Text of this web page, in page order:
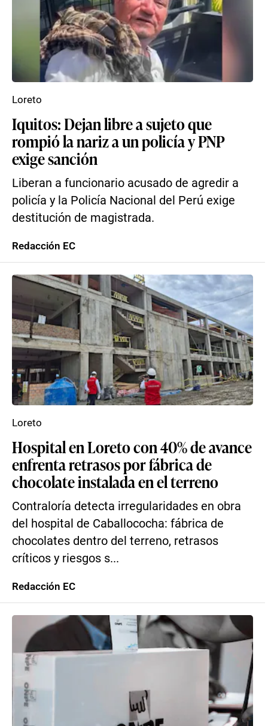
Iquitos: Dejan libre a sujeto que
rompió la nariz a un policía y PNP
exige sanción
Liberan a funcionario acusado de agredir a
policía y la Policía Nacional del Perú exige
destitución de magistrada.
Loreto
Redacción EC
Hospital en Loreto con 40% de avance
enfrenta retrasos por fábrica de
chocolate instalada en el terreno
Contraloría detecta irregularidades en obra
del hospital de Caballococha: fábrica de
chocolates dentro del terreno, retrasos
críticos y riesgos s...
Loreto
Redacción EC